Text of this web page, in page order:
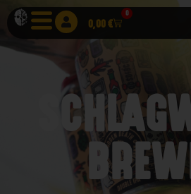
0,00€
0